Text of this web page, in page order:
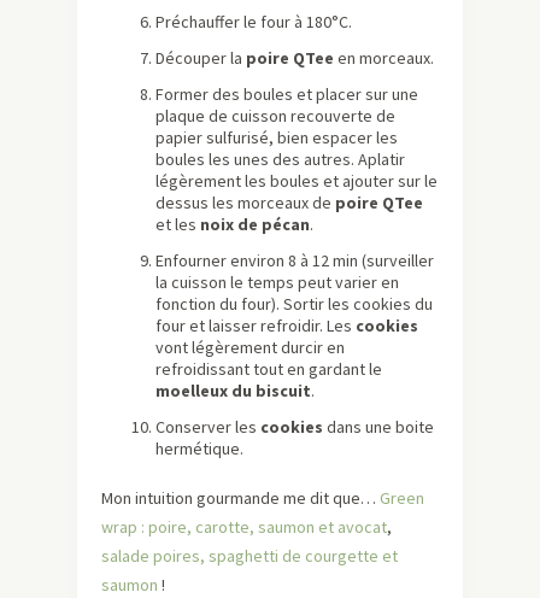
Préchauffer le four à 180°C.
Découper la poire QTee en morceaux.
Former des boules et placer sur une
plaque de cuisson recouverte de
papier sulfurisé, bien espacer les
boules les unes des autres. Aplatir
légèrement les boules et ajouter sur le
dessus les morceaux de poire QTee
et les noix de pécan.
Enfourner environ 8 à 12 min (surveiller
la cuisson le temps peut varier en
fonction du four). Sortir les cookies du
four et laisser refroidir. Les cookies
vont légèrement durcir en
refroidissant tout en gardant le
moelleux du biscuit.
Conserver les cookies dans une boite
hermétique.
Mon intuition gourmande me dit que… Green
wrap : poire, carotte, saumon et avocat,
salade poires, spaghetti de courgette et
saumon !